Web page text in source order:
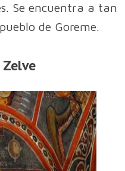
Se encuentra a tan
de Goreme.